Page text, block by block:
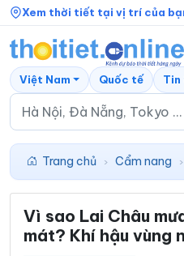
Xem thời tiết tại vị trí của
Việt Nam Quốc tế Tin
Trang chủ › Cẩm nang ›
Vì sao Lai Châu
mát? Khí hậu vùng